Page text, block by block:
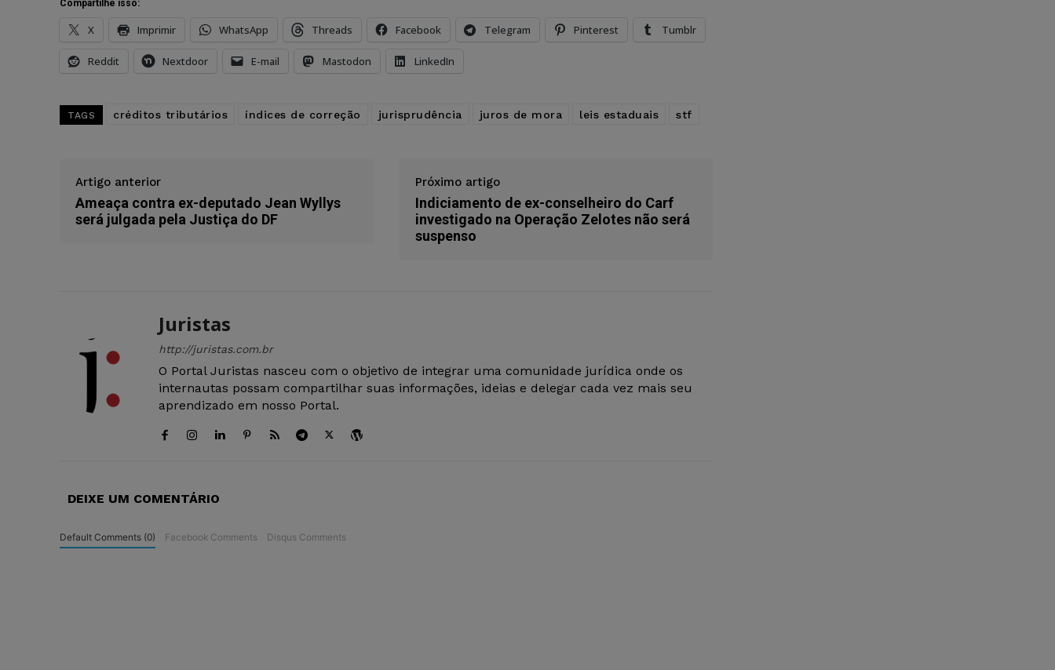
Compartilhe isso:
X Imprimir WhatsApp Threads Facebook Telegram Pinterest Tumblr
Reddit Nextdoor E-mail Mastodon LinkedIn
TAGS créditos tributários índices de correção jurisprudência juros de mora leis estaduais stf
Artigo anterior
Ameaça contra ex-deputado Jean Wyllys
será julgada pela Justiça do DF
Próximo artigo
Indiciamento de ex-conselheiro do Carf
investigado na Operação Zelotes não será
suspenso
Juristas
http://juristas.com.br
O Portal Juristas nasceu com o objetivo de integrar uma comunidade jurídica onde os
internautas possam compartilhar suas informações, ideias e delegar cada vez mais seu
aprendizado em nosso Portal.
DEIXE UM COMENTÁRIO
Default Comments (0) Facebook Comments Disqus Comments